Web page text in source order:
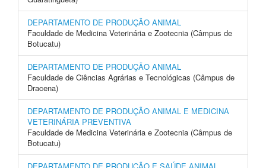
DEPARTAMENTO DE PRODUÇÃO ANIMAL
Faculdade de Medicina Veterinária e Zootecnia (Câmpus de
Botucatu)
DEPARTAMENTO DE PRODUÇÃO ANIMAL
Faculdade de Ciências Agrárias e Tecnológicas (Câmpus de
Dracena)
DEPARTAMENTO DE PRODUÇÃO ANIMAL E MEDICINA
VETERINÁRIA PREVENTIVA
Faculdade de Medicina Veterinária e Zootecnia (Câmpus de
Botucatu)